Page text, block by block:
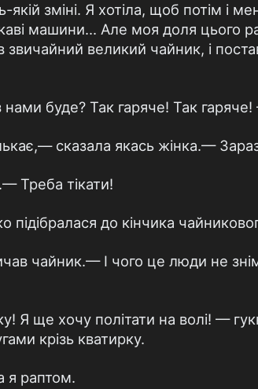
зміні. Я хотіла, щоб потім і
машини... Але моя доля цього
звичайний великий чайник, і
буде? Так гаряче! Так
сказала якась жінка.—
Треба тікати!
до кінчика
чайник.— І чого це люди не
Я ще хочу політати на волі! —
крізь кватирку.
я раптом.